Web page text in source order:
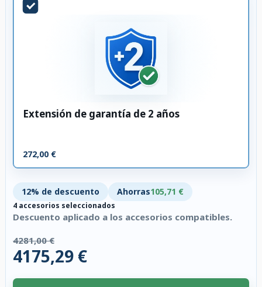
Extensión de garantía de 2 años
272,00 €
12% de descuento Ahorras105,71 €
4 accesorios seleccionados
Descuento aplicado a los accesorios compatibles.
4281,00 €
4175,29 €